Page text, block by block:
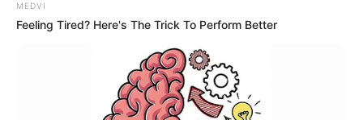
MEDVI
Feeling Tired? Here's The Trick To Perform Better